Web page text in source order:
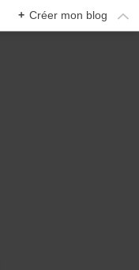
+ Créer mon blog